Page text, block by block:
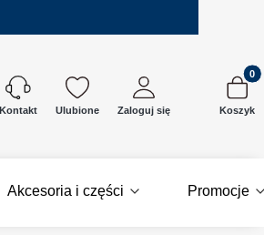
Kontakt Ulubione Zaloguj się Koszyk
Akcesoria i części Promocje